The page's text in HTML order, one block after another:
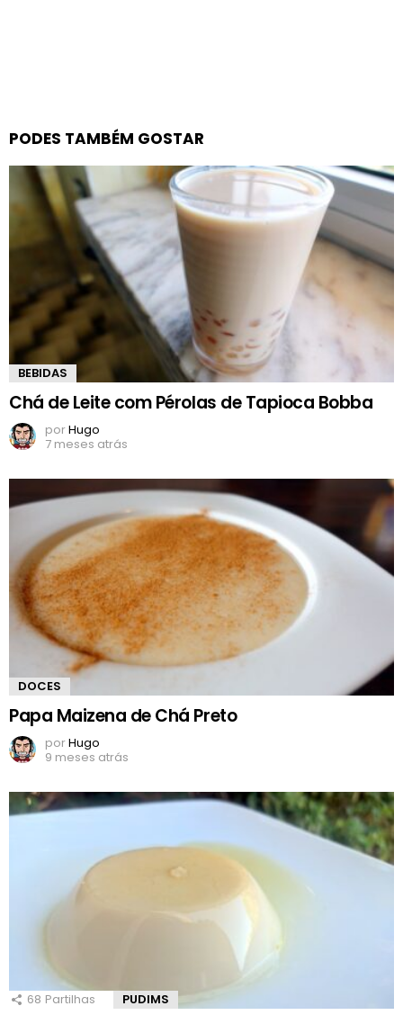
PODES TAMBÉM GOSTAR
BEBIDAS
Chá de Leite com Pérolas de Tapioca Bobba
porHugo
7 meses atrás
DOCES
Papa Maizena de Chá Preto
porHugo
9 meses atrás
68 Partilhas PUDIMS